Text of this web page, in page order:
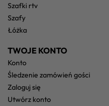
szafki rtv
szafy
łóżka
TWOJE KONTO
konto
śledzenie zamówień gości
zaloguj się
utwórz konto